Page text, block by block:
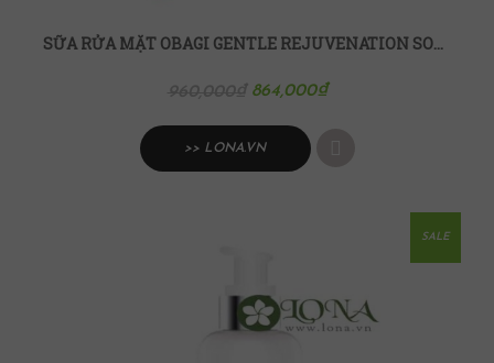
SỮA RỬA MẶT OBAGI GENTLE REJUVENATION SOOTHING CLEANSER
864,000₫
>> LONA.VN
SALE